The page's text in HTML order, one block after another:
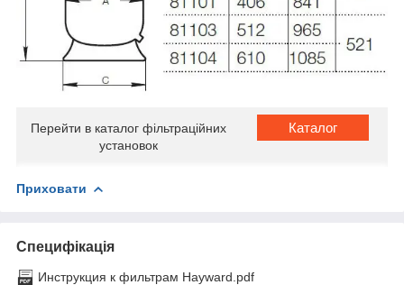
Перейти в каталог фільтраційних
установок
Каталог
Приховати
Специфікація
Инструкция к фильтрам Hayward.pdf